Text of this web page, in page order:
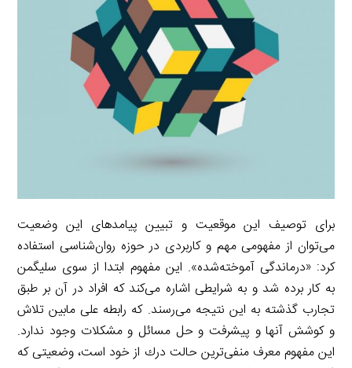
برای توصیف این موقعیت و تبیین پیامدهای این وضعیت
می‌توان از مفهومی مهم و كاربردی در حوزه روان‌شناسی استفاده
كرد: «درماندگی آموخته‌شده». این مفهوم ابتدا از سوی سلیگمن
به كار برده شد و به شرایطی اشاره می‌كند كه افراد در آن بر طبق
تجارب گذشته به این نتیجه می‌رسند. كه رابطه علی مابین تلاش
و كوشش آنها و پیشرفت و حل مسائل و مشكلات وجود ندارد.
این مفهوم معرف منفی‌ترین حالت درك از خود است، وضعیتی كه